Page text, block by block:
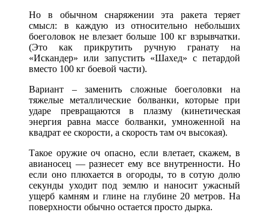
Но в обычном снаряжении эта ракета теряет
смысл: в каждую из относительно небольших
боеголовок не влезает больше 100 кг взрывчатки.
(Это как прикрутить ручную гранату на
«Искандер» или запустить «Шахед» с петардой
вместо 100 кг боевой части).
Вариант – заменить сложные боеголовки на
тяжелые металлические болванки, которые при
ударе превращаются в плазму (кинетическая
энергия равна массе болванки, умноженной на
квадрат ее скорости, а скорость там оч высокая).
Такое оружие оч опасно, если влетает, скажем, в
авианосец — разнесет ему все внутренности. Но
если оно плюхается в огороды, то в сотую долю
секунды уходит под землю и наносит ужасный
ущерб камням и глине на глубине 20 метров. На
поверхности обычно остается просто дырка.